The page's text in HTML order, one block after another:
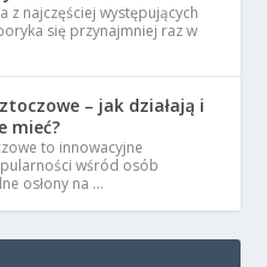
z najczęściej występujących
się przynajmniej raz w
– jak działają i
mieć?
to innowacyjne
wśród osób
osłony na …